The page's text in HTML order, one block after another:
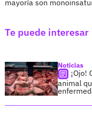
mayoría son
Te puede interesar
Noticias
¡Ojo!
animal